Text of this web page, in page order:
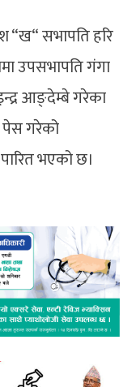
“ख“ सभापति हरि
उपसभापति गंगा
आङ्देम्बे गरेका
पेस गरेको
भएको छ।